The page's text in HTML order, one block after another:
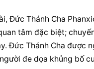
Đức Thánh Cha
tâm đặc biệt;
Đức Thánh Cha được
đe dọa khủng bố